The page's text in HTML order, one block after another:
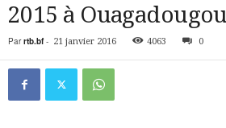
2015 à Ouagadougou
Par rtb.bf- 21 janvier 2016 4063 0